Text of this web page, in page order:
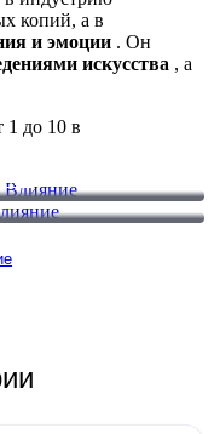
копий, а в
и эмоции . Он
искусства , а
1 до 10 в